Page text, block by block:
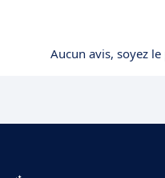
Aucun avis, soyez